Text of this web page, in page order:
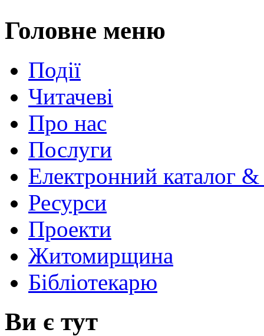
Головне меню
Події
Читачеві
Про нас
Послуги
Електронний каталог
Ресурси
Проекти
Житомирщина
Бібліотекарю
Ви є тут